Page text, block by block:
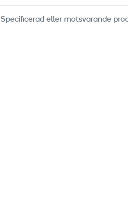
Specificerad eller motsvarande